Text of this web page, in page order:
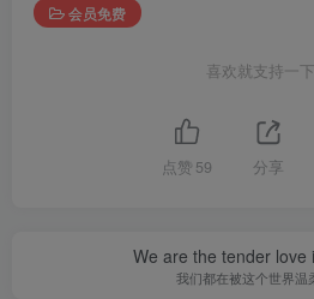
会员免费
喜欢就支持一
点赞 59 分享
We are the tender love
我们都在被这个世界温